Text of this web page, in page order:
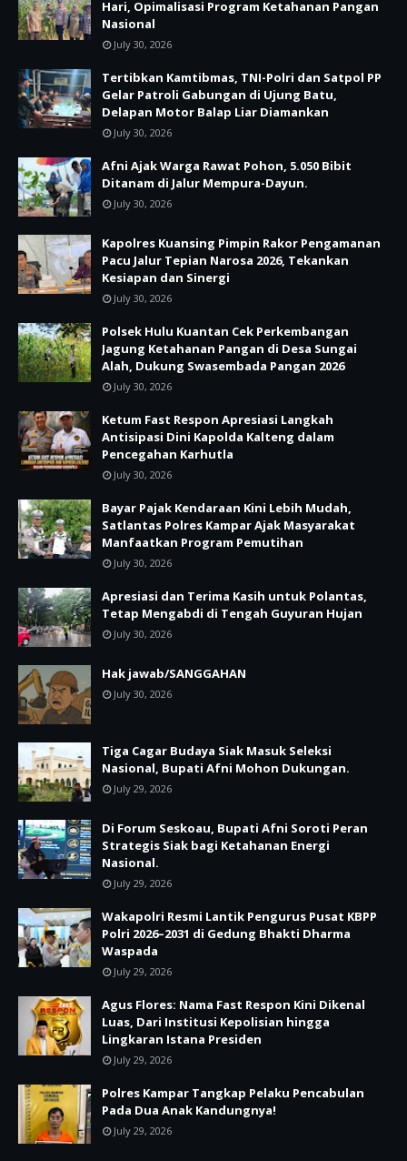
Hari, Opimalisasi Program Ketahanan Pangan
Nasional
July 30, 2026
Tertibkan Kamtibmas, TNI-Polri dan Satpol PP
Gelar Patroli Gabungan di Ujung Batu,
Delapan Motor Balap Liar Diamankan
July 30, 2026
Afni Ajak Warga Rawat Pohon, 5.050 Bibit
Ditanam di Jalur Mempura-Dayun.
July 30, 2026
Kapolres Kuansing Pimpin Rakor Pengamanan
Pacu Jalur Tepian Narosa 2026, Tekankan
Kesiapan dan Sinergi
July 30, 2026
Polsek Hulu Kuantan Cek Perkembangan
Jagung Ketahanan Pangan di Desa Sungai
Alah, Dukung Swasembada Pangan 2026
July 30, 2026
Ketum Fast Respon Apresiasi Langkah
Antisipasi Dini Kapolda Kalteng dalam
Pencegahan Karhutla
July 30, 2026
Bayar Pajak Kendaraan Kini Lebih Mudah,
Satlantas Polres Kampar Ajak Masyarakat
Manfaatkan Program Pemutihan
July 30, 2026
Apresiasi dan Terima Kasih untuk Polantas,
Tetap Mengabdi di Tengah Guyuran Hujan
July 30, 2026
Hak jawab/SANGGAHAN
July 30, 2026
Tiga Cagar Budaya Siak Masuk Seleksi
Nasional, Bupati Afni Mohon Dukungan.
July 29, 2026
Di Forum Seskoau, Bupati Afni Soroti Peran
Strategis Siak bagi Ketahanan Energi
Nasional.
July 29, 2026
Wakapolri Resmi Lantik Pengurus Pusat KBPP
Polri 2026–2031 di Gedung Bhakti Dharma
Waspada
July 29, 2026
Agus Flores: Nama Fast Respon Kini Dikenal
Luas, Dari Institusi Kepolisian hingga
Lingkaran Istana Presiden
July 29, 2026
Polres Kampar Tangkap Pelaku Pencabulan
Pada Dua Anak Kandungnya!
July 29, 2026